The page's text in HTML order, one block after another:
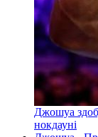
Джошуа
нокдауні